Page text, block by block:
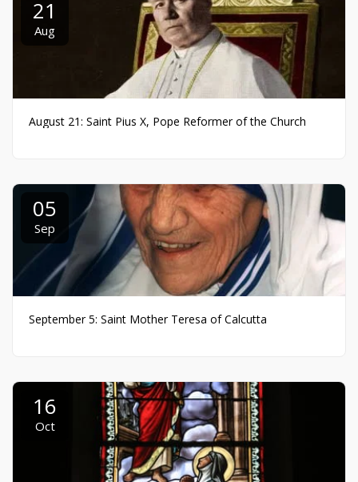
21
Aug
August 21: Saint Pius X, Pope Reformer of the Church
05
Sep
September 5: Saint Mother Teresa of Calcutta
16
Oct